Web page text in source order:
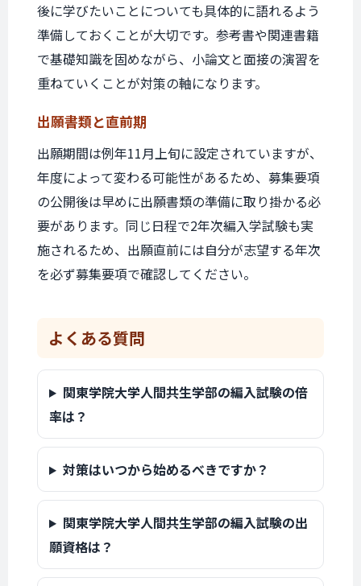
後に学びたいことについても具体的に語れるよう
準備しておくことが大切です。参考書や関連書籍
で基礎知識を固めながら、小論文と面接の演習を
重ねていくことが対策の軸になります。
出願書類と直前期
出願期間は例年11月上旬に設定されていますが、
年度によって変わる可能性があるため、募集要項
の公開後は早めに出願書類の準備に取り掛かる必
要があります。同じ日程で2年次編入学試験も実
施されるため、出願直前には自分が志望する年次
を必ず募集要項で確認してください。
よくある質問
関東学院大学人間共生学部の編入試験の倍
率は？
対策はいつから始めるべきですか？
関東学院大学人間共生学部の編入試験の出
願資格は？